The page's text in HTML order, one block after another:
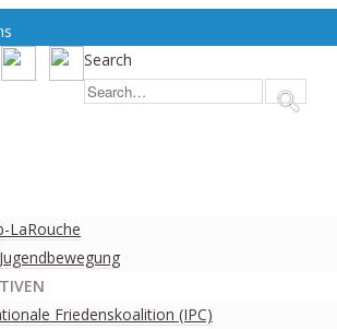
Search
LaRouche
Friedenskoalition (IPC)